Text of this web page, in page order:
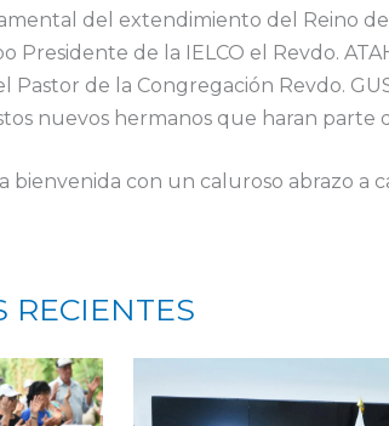
del extendimiento del Reino de
Presidente de la IELCO el Revdo.
de la Congregación Revdo.
nuevos hermanos que haran
bienvenida con un caluroso abrazo a
RECIENTES